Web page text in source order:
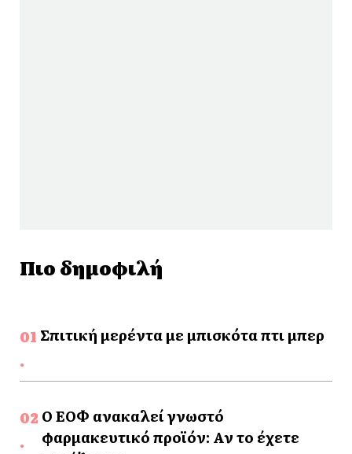
Πιο δημοφιλή
Σπιτική μερέντα με μπισκότα πτι μπερ
Ο ΕΟΦ ανακαλεί γνωστό
φαρμακευτικό προϊόν: Αν το έχετε